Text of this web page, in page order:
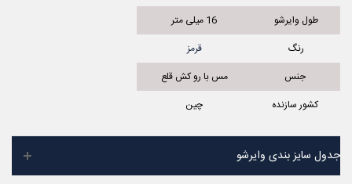
طول وایرشو
16 میلی متر
رنگ
قرمز
جنس
مس با رو کش قلع
کشور سازنده
چین
جدول سایز بندی وایرشو